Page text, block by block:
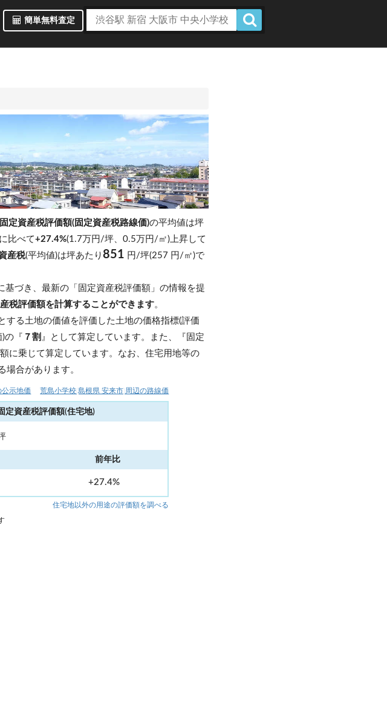
簡単無料査定
固定資産税評価額(固定資産税路線価)の平均値は坪
比べて+27.4%(1.7万円/坪、0.5万円/㎡)上昇して
産税(平均値)は坪あたり851 円/坪(257 円/㎡)で
基づき、最新の「固定資産税評価額」の情報を提
税評価額を計算することができます。
する土地の価値を評価した土地の価格指標(評価
の『 ７割 』として算定しています。また、『固定
に乗じて算定しています。なお、住宅用地等の
場合があります。
公示地価 荒島小学校(島根県 安来市)周辺の路線価
定資産税評価額(住宅地)
前年比
+27.4%
住宅地以外の用途の評価額を調べる